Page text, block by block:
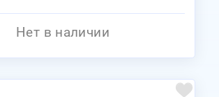
Нет в наличии